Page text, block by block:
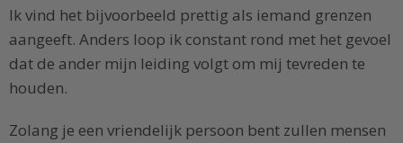
Ik vind het bijvoorbeeld prettig als iemand grenzen
aangeeft. Anders loop ik constant rond met het gevoel
dat de ander mijn leiding volgt om mij tevreden te
houden.
Zolang je een vriendelijk persoon bent zullen mensen